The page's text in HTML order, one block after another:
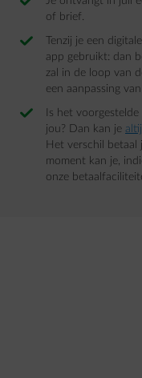
of brief. ​
Tenzij je een
app gebruikt: dan
zal in de loop van
een aanpassing
Is het
jou? Dan kan je
Het verschil
moment kan je,
onze